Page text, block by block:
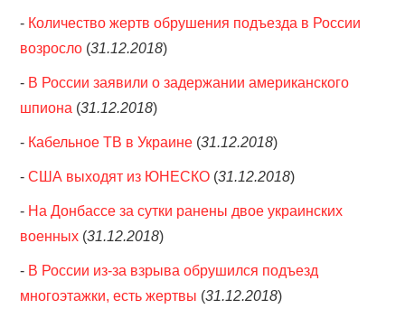
- Количество жертв обрушения подъезда в России
возросло (31.12.2018)
- В России заявили о задержании американского
шпиона (31.12.2018)
- Кабельное ТВ в Украине (31.12.2018)
-США выходят из ЮНЕСКО (31.12.2018)
- На Донбассе за сутки ранены двое украинских
военных (31.12.2018)
- В России из-за взрыва обрушился подъезд
многоэтажки, есть жертвы (31.12.2018)